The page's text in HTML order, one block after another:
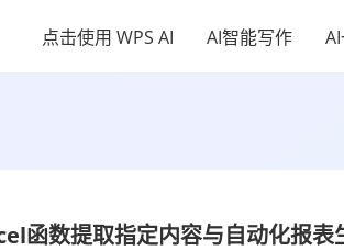
点击使用 WPS AI AI智能写作
函数提取指定内容与自动化报表